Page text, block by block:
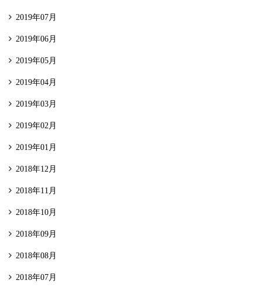
2019年07月
2019年06月
2019年05月
2019年04月
2019年03月
2019年02月
2019年01月
2018年12月
2018年11月
2018年10月
2018年09月
2018年08月
2018年07月